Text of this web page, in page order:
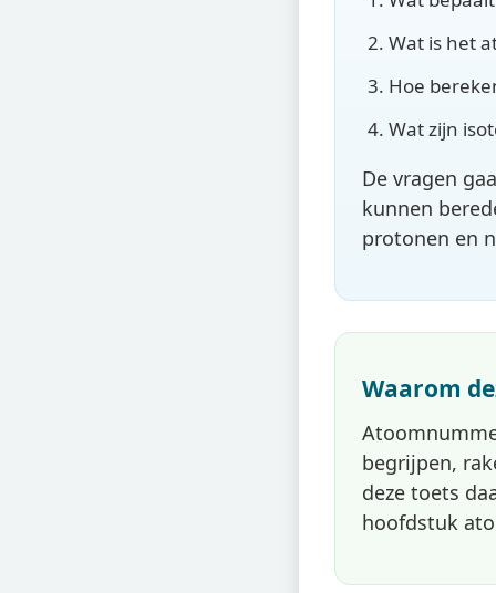
Wat is het
Hoe
Wat zijn
De vragen
kunnen
protonen en
Waarom
begrijpen,
deze toets
hoofdstuk